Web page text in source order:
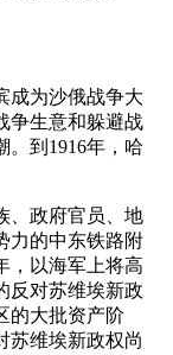
成为沙俄战争大
争生意和躲避战
。到1916年，哈
、政府官员、地
力的中东铁路附
，以海军上将高
反对苏维埃新政
的大批资产阶
苏维埃新政权尚